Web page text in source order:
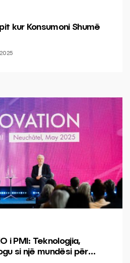
kur Konsumoni Shumë
i PMI: Teknologjia,
si një mundësi për